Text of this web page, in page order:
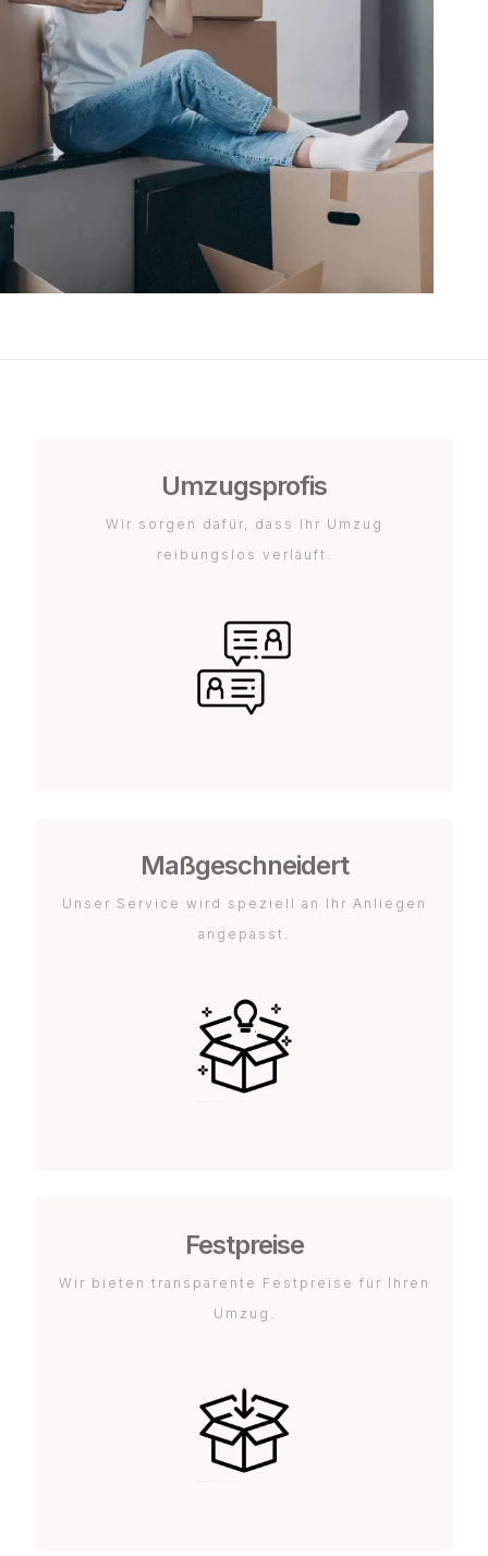
Umzugsprofis
Wir sorgen dafür, dass Ihr Umzug
reibungslos verläuft.
Maßgeschneidert
Unser Service wird speziell an Ihr Anliegen
angepasst.
Festpreise
Wir bieten transparente Festpreise für Ihren
Umzug.